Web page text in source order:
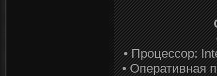
• Процессор:
• Оперативная